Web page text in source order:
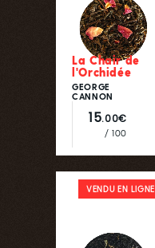
La Chair de
l'Orchidée
GEORGE
CANNON
15.00€
/ 100
VENDU EN LIGNE